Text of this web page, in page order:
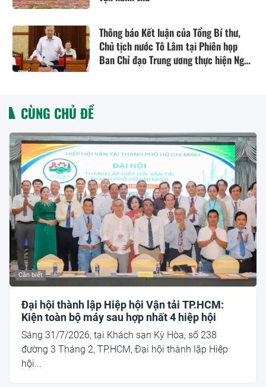
Thông báo Kết luận của Tổng Bí thư,
Chủ tịch nước Tô Lâm tại Phiên họp
Ban Chỉ đạo Trung ương thực hiện Nghị
CÙNG CHỦ ĐỀ
Cần biết
Đại hội thành lập Hiệp hội Vận tải TP.HCM:
Kiện toàn bộ máy sau hợp nhất 4 hiệp hội
Sáng 31/7/2026, tại Khách sạn Kỳ Hòa, số 238
đường 3 Tháng 2, TP.HCM, Đại hội thành lập Hiệp
hội...